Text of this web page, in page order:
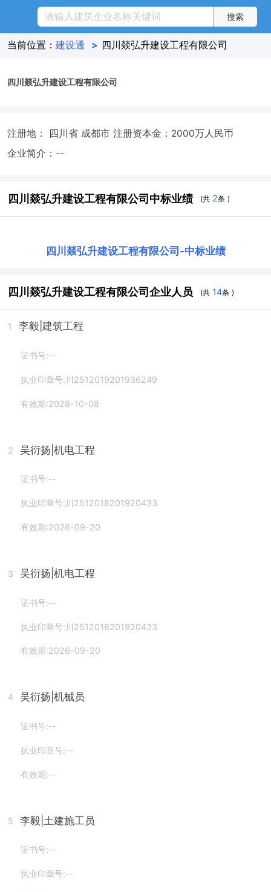
当前位置： 建设通 > 四川燚弘升建设工程有限公司
四川燚弘升建设工程有限公司
注册地： 四川省 成都市 注册资本金：2000万人民币
企业简介：--
四川燚弘升建设工程有限公司中标业绩 (共 2条 )
四川燚弘升建设工程有限公司 -中标业绩
四川燚弘升建设工程有限公司企业人员 (共 14条 )
1 李毅 |建筑工程
证书号:--
执业印章号:川2512019201936249
有效期:2028-10-08
2 吴衍扬 |机电工程
证书号:--
执业印章号:川2512018201920433
有效期:2026-09-20
3 吴衍扬 |机电工程
证书号:--
执业印章号:川2512018201920433
有效期:2026-09-20
4 吴衍扬 |机械员
证书号:--
执业印章号:--
有效期:--
5 李毅 |土建施工员
证书号:--
执业印章号:--